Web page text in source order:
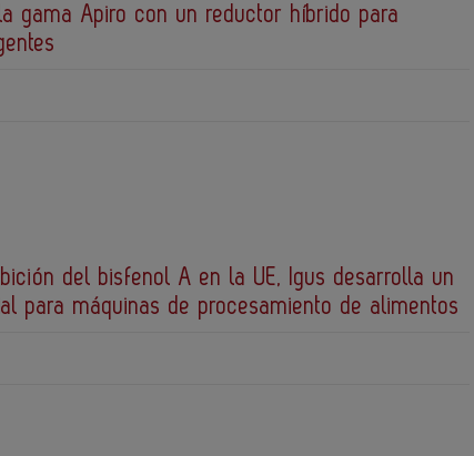
gama Apiro con un reductor híbrido para
del bisfenol A en la UE, Igus desarrolla un
para máquinas de procesamiento de alimentos